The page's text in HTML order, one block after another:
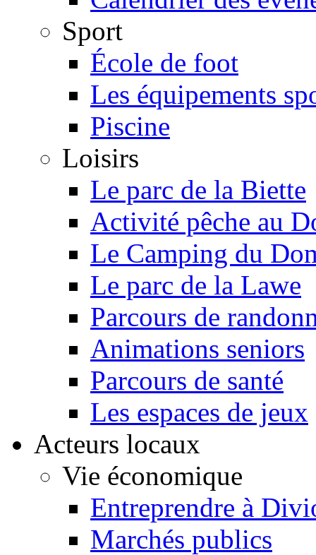
Sport
École de foot
Les équipements
Piscine
Loisirs
Le parc de la Biette
Activité pêche au
Le Camping du
Le parc de la Lawe
Parcours de
Animations seniors
Parcours de santé
Les espaces de jeux
Acteurs locaux
Vie économique
Entreprendre à
Marchés publics